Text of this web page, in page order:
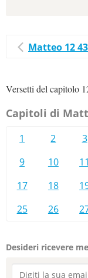
Matteo 12 43
Versetti del capitolo
Capitoli di
1 2 3
9
10 11
17
18
25
26
Desideri ricevere